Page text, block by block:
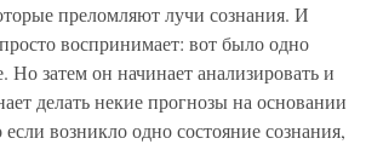
преломляют лучи сознания. И
воспринимает: вот было одно
Но затем он начинает анализировать и
делать некие прогнозы на основании
возникло одно состояние сознания,